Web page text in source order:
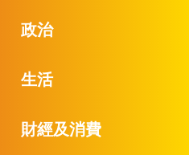
政治
生活
財經及消費